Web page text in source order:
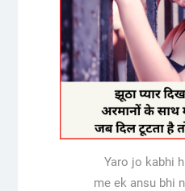
Yaro jo kabhi
me ek ansu bhi